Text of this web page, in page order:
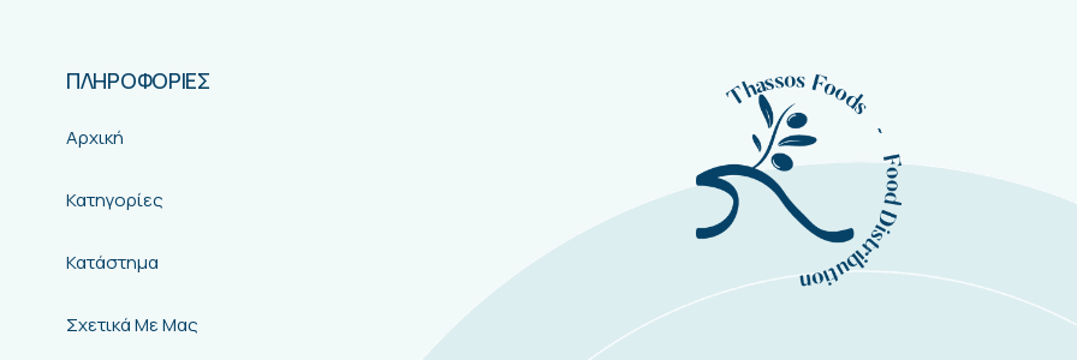
ΠΛΗΡΟΦΟΡΙΕΣ
Αρχική
Κατηγορίες
Κατάστημα
Σχετικά Με Μας